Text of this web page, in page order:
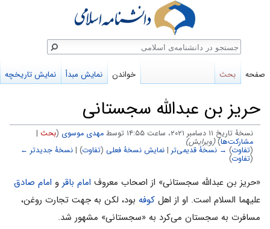
حریز بن عبدالله سجستانی
نسخهٔ تاریخ ‏۱۱ دسامبر ۲۰۲۱، ساعت ۱۴:۵۵ توسط مهدی موسوی (بحث |
مشارکت‌ها) (ویرایش)
(تفاوت) → نسخهٔ قدیمی‌تر|نمایش نسخهٔ فعلی (تفاوت) |نسخهٔ جدیدتر ←
(تفاوت)
پرش
به
ناوبری
پرش
به
جستجو
«حریز بن عبدالله سجستانی» از اصحاب معروف امام باقر و امام صادق
علیهما السلام است. او از اهل کوفه بود، لکن به جهت تجارت روغن،
مسافرت به سجستان مى‌کرد به «سجستانى» مشهور شد.
صفحه بحث خواندن نمایش مبدأ نمایش تاریخچه
جستجو